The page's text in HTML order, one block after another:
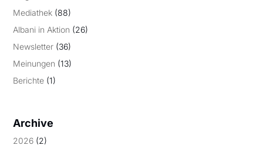
Mediathek (88)
Albani in Aktion (26)
Newsletter (36)
Meinungen (13)
Berichte (1)
Archive
2026 (2)